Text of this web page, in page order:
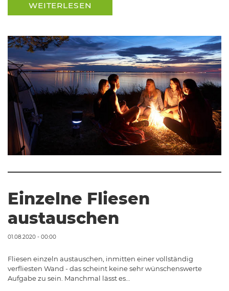
WEITERLESEN
Einzelne Fliesen
austauschen
01.08.2020 - 00:00
Fliesen einzeln austauschen, inmitten einer vollständig
verfliesten Wand - das scheint keine sehr wünschenswerte
Aufgabe zu sein. Manchmal lässt es…